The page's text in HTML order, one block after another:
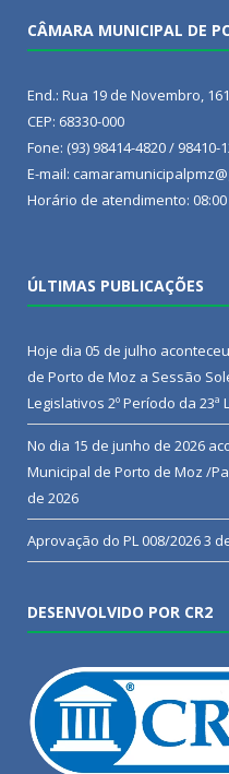
CÂMARA MUNICIPAL DE
End.: Rua 19 de Novembro,
CEP: 68330-000
Fone: (93) 98414-4820 / 98410-
E-mail:
Horário de atendimento: 08:00
ÚLTIMAS PUBLICAÇÕES
Hoje dia 05 de julho
de Porto de Moz a Sessão
Legislativos 2º Período da 23ª
No dia 15 de junho de 2026
Municipal de Porto de Moz /
de 2026
Aprovação do PL 008/20263
DESENVOLVIDO POR CR2